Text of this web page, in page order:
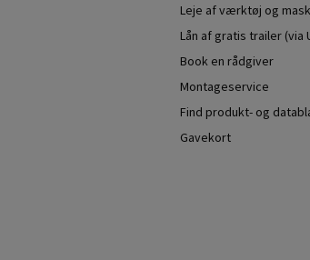
Leje af værktøj og
Lån af gratis trailer (via
Book en rådgiver
Montageservice
Find produkt- og
Gavekort